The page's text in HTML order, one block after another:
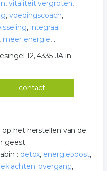
, vitaliteit vergroten,
, voedingscoach,
, integraal
, meer energie, .
12, 4335 JA in
contact
op het herstellen van de
geest
: detox, energieboost,
, overgang,